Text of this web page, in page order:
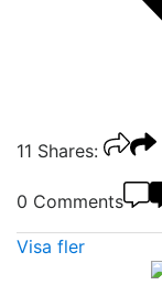
11 Shares:
0 Comments
Visa fler